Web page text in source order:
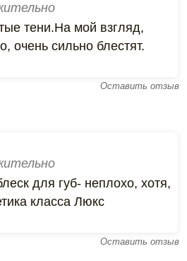
тени.На мой взгляд,
очень сильно блестят.
Оставить отзыв
для губ- неплохо, хотя,
класса Люкс
Оставить отзыв